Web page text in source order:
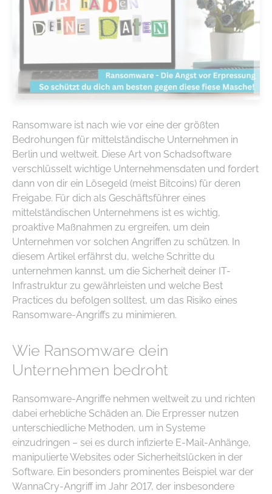
Ransomware ist nach wie vor eine der größten
Bedrohungen für mittelständische Unternehmen in
Berlin und weltweit. Diese Art von Schadsoftware
verschlüsselt wichtige Unternehmensdaten und fordert
dann von dir ein Lösegeld (meist Bitcoins) für deren
Freigabe. Für dich als Geschäftsführer eines
mittelständischen Unternehmens ist es wichtig,
proaktive Maßnahmen zu ergreifen, um dein
Unternehmen vor solchen Angriffen zu schützen. In
diesem Artikel erfährst du, welche Schritte du
unternehmen kannst, um die Sicherheit deiner IT-
Infrastruktur zu gewährleisten und welche Best
Practices du befolgen solltest, um das Risiko eines
Ransomware-Angriffs zu minimieren.
Wie Ransomware dein
Unternehmen bedroht
Ransomware-Angriffe nehmen weltweit zu und richten
dabei erhebliche Schäden an. Die Erpresser nutzen
unterschiedliche Methoden, um in Systeme
einzudringen – sei es durch infizierte E-Mail-Anhänge,
manipulierte Websites oder Sicherheitslücken in der
Software. Ein besonders prominentes Beispiel war der
WannaCry-Angriff im Jahr 2017, der insbesondere